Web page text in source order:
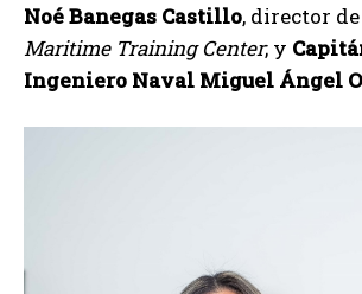
Noé Banegas Castillo, director de
Maritime Training Center; y
Ingeniero Naval Miguel Ángel